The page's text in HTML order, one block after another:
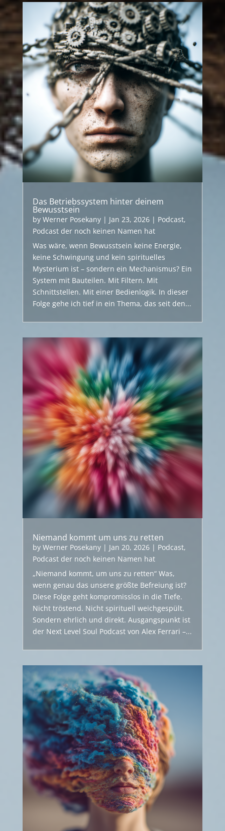
Das Betriebssystem hinter deinem
Bewusstsein
by Werner Posekany| Jan 23, 2026| Podcast,
Podcast der noch keinen Namen hat
Was wäre, wenn Bewusstsein keine Energie,
keine Schwingung und kein spirituelles
Mysterium ist – sondern ein Mechanismus? Ein
System mit Bauteilen. Mit Filtern. Mit
Schnittstellen. Mit einer Bedienlogik. In dieser
Folge gehe ich tief in ein Thema, das seit den...
Niemand kommt um uns zu retten
by Werner Posekany| Jan 20, 2026| Podcast,
Podcast der noch keinen Namen hat
„Niemand kommt, um uns zu retten“ Was,
wenn genau das unsere größte Befreiung ist?
Diese Folge geht kompromisslos in die Tiefe.
Nicht tröstend. Nicht spirituell weichgespült.
Sondern ehrlich und direkt. Ausgangspunkt ist
der Next Level Soul Podcast von Alex Ferrari –...